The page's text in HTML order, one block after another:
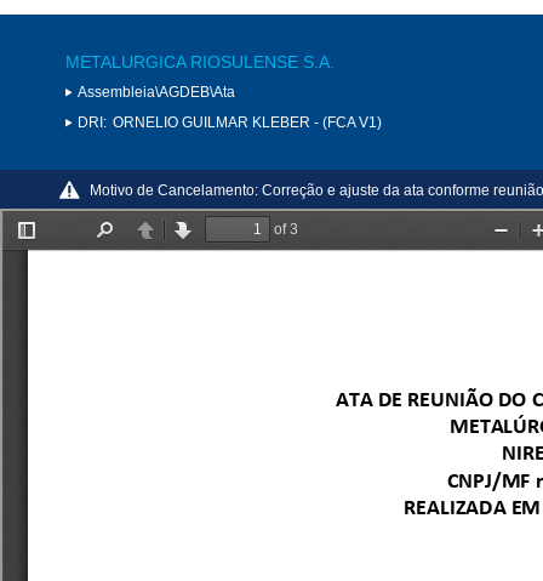
METALURGICA RIOSULENSE S.A.
Assembleia\AGDEB\Ata
DRI: ORNELIO GUILMAR KLEBER - (FCA V1)
Motivo de Cancelamento: Correção e ajuste da ata conforme